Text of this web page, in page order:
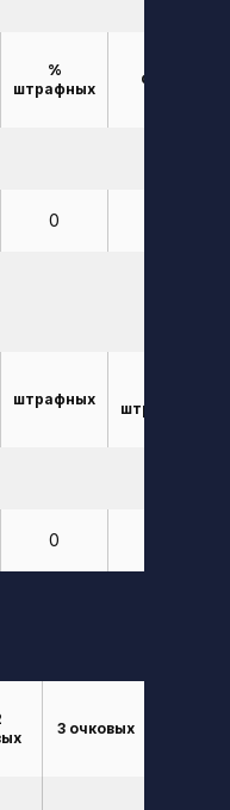
%
штрафных
Фолы
0
штрафных
штрафных
0
3 очковых